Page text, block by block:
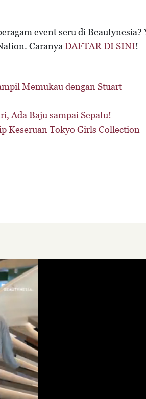
event seru di Beautynesia?
CaranyaDAFTAR DI SINI!
Memukau dengan Stuart
Ada Baju sampai Sepatu!
Keseruan Tokyo Girls Collection